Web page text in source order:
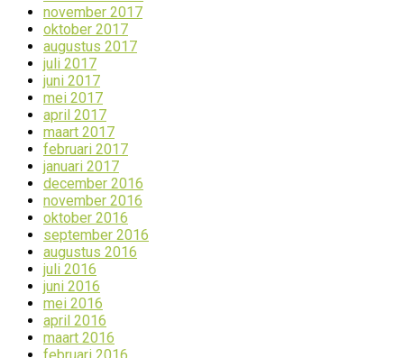
november 2017
oktober 2017
augustus 2017
juli 2017
juni 2017
mei 2017
april 2017
maart 2017
februari 2017
januari 2017
december 2016
november 2016
oktober 2016
september 2016
augustus 2016
juli 2016
juni 2016
mei 2016
april 2016
maart 2016